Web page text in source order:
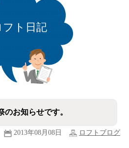
フト日記
のお知らせです。
2013年08月08日 ロフトブログ